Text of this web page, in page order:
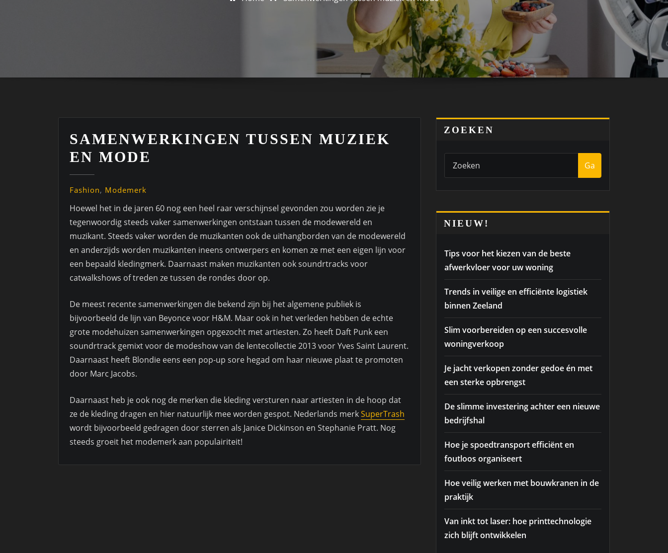
SAMENWERKINGEN TUSSEN MUZIEK
EN MODE
Fashion, Modemerk
Hoewel het in de jaren 60 nog een heel raar verschijnsel gevonden zou worden zie je
tegenwoordig steeds vaker samenwerkingen ontstaan tussen de modewereld en
muzikant. Steeds vaker worden de muzikanten ook de uithangborden van de modewereld
en anderzijds worden muzikanten ineens ontwerpers en komen ze met een eigen lijn voor
een bepaald kledingmerk. Daarnaast maken muzikanten ook soundrtracks voor
catwalkshows of treden ze tussen de rondes door op.
De meest recente samenwerkingen die bekend zijn bij het algemene publiek is
bijvoorbeeld de lijn van Beyonce voor H&M. Maar ook in het verleden hebben de echte
grote modehuizen samenwerkingen opgezocht met artiesten. Zo heeft Daft Punk een
soundrtrack gemixt voor de modeshow van de lentecollectie 2013 voor Yves Saint Laurent.
Daarnaast heeft Blondie eens een pop-up sore hegad om haar nieuwe plaat te promoten
door Marc Jacobs.
Daarnaast heb je ook nog de merken die kleding versturen naar artiesten in de hoop dat
ze de kleding dragen en hier natuurlijk mee worden gespot. Nederlands merkSuperTrash
wordt bijvoorbeeld gedragen door sterren als Janice Dickinson en Stephanie Pratt. Nog
steeds groeit het modemerk aan populairiteit!
ZOEKEN
Ga
NIEUW!
Tips voor het kiezen van de beste
afwerkvloer voor uw woning
Trends in veilige en efficiënte logistiek
binnen Zeeland
Slim voorbereiden op een succesvolle
woningverkoop
Je jacht verkopen zonder gedoe én met
een sterke opbrengst
De slimme investering achter een nieuwe
bedrijfshal
Hoe je spoedtransport efficiënt en
foutloos organiseert
Hoe veilig werken met bouwkranen in de
praktijk
Van inkt tot laser: hoe printtechnologie
zich blijft ontwikkelen